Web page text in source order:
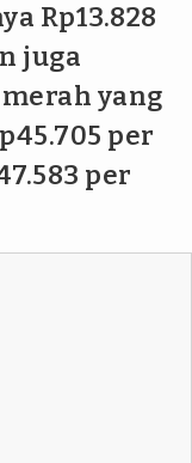
Rp13.828
juga
yang
per
per